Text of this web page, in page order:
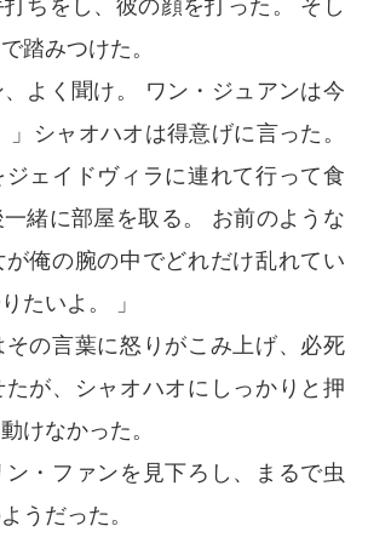
ちをし、彼の顔を打った。 そし
踏みつけた。
、よく聞け。 ワン・ジュアンは今
シャオハオは得意げに言った。
ジェイドヴィラに連れて行って食
緒に部屋を取る。 お前のような
俺の腕の中でどれだけ乱れてい
たいよ。 」
その言葉に怒りがこみ上げ、必死
が、シャオハオにしっかりと押
けなかった。
・ファンを見下ろし、まるで虫
うだった。